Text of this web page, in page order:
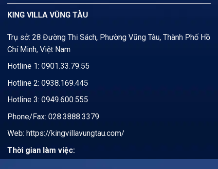
KING VILLA VŨNG TÀU
Trụ sở: 28 Đường Thi Sách, Phường Vũng Tàu, Thành Phố Hồ
Chí Minh, Việt Nam
Hotline 1: 0901.33.79.55
Hotline 2: 0938.169.445
Hotline 3: 0949.600.555
Phone/Fax: 028.3888.3379
Web: https://kingvillavungtau.com/
Thời gian làm việc: